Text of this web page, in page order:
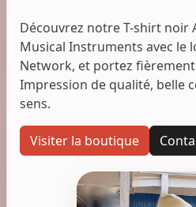
Découvrez notre T-shirt noir
Musical Instruments avec le
Network, et portez
Impression de qualité, belle
sens.
Visiter la boutique